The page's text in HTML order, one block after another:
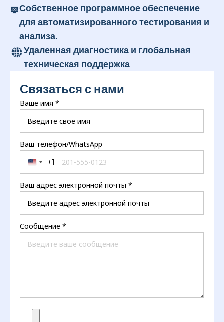
Собственное программное обеспечение
для автоматизированного тестирования и
анализа.
Удаленная диагностика и глобальная
техническая поддержка
Связаться с нами
Ваше имя *
Ваш телефон/WhatsApp
United States +1
+1
Ваш адрес электронной почты *
Сообщение *